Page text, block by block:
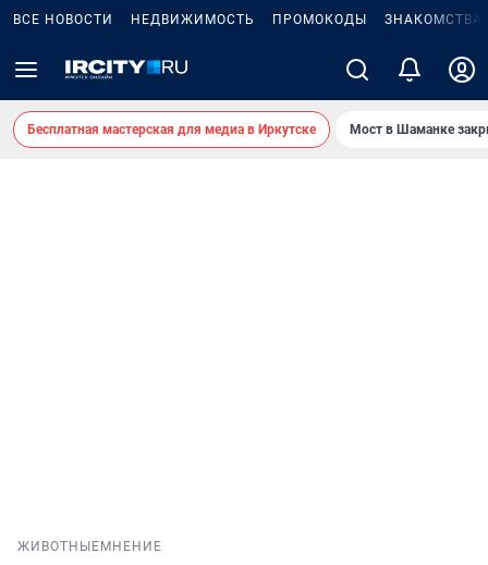
ВСЕ НОВОСТИ НЕДВИЖИМОСТЬ ПРОМОКОДЫ ЗНАКОМСТВА
Бесплатная мастерская для медиа в Иркутске Мост в Шаманке
ЖИВОТНЫЕ МНЕНИЕ